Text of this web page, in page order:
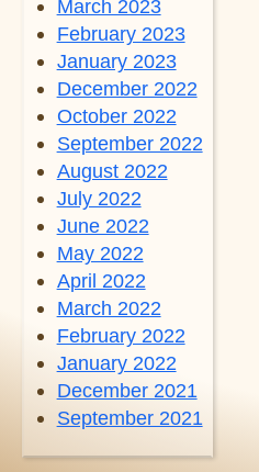
March 2023
February 2023
January 2023
December 2022
October 2022
September 2022
August 2022
July 2022
June 2022
May 2022
April 2022
March 2022
February 2022
January 2022
December 2021
September 2021